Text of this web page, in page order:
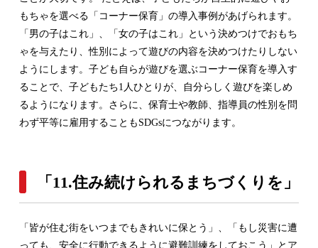
もちゃを選べる「コーナー保育」の導入事例があげられます。
「男の子はこれ」、「女の子はこれ」という決めつけでおもち
ゃを与えたり、性別によって遊びの内容を決めつけたりしない
ようにします。子ども自らが遊びを選ぶコーナー保育を導入す
ることで、子どもたち1人ひとりが、自分らしく遊びを楽しめ
るようになります。さらに、保育士や教師、指導員の性別を問
わず平等に雇用することもSDGsにつながります。
「11.住み続けられるまちづくりを」
「皆が住む街をいつまでもきれいに保とう」、「もし災害に遭
っても、安全に行動できるように避難訓練をしておこう」とア